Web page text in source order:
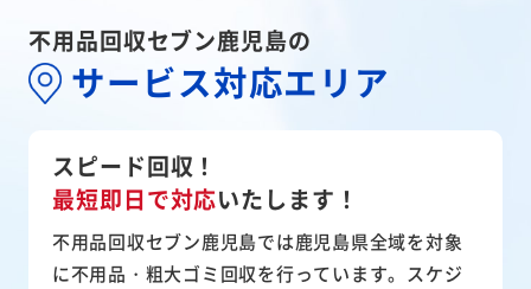
不用品回収セブン鹿児島の
サービス対応エリア
スピード回収！
最短即日で対応いたします！
不用品回収セブン鹿児島では鹿児島県全域を対象
に不用品・粗大ゴミ回収を行っています。スケジ